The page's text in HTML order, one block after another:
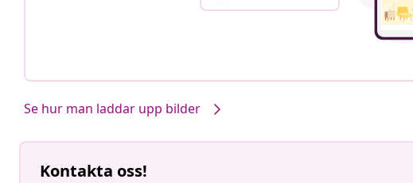
Se hur man laddar upp bilder
Kontakta oss!